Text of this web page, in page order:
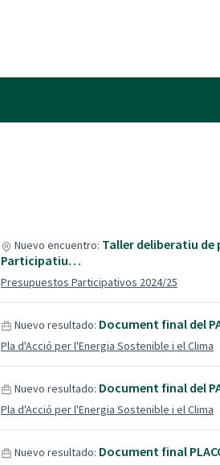
Nuevo encuentro: Taller deliberatiu de
Participatiu…
Presupuestos Participativos 2024/25
Nuevo resultado: Document final del
Pla d'Acció per l'Energia Sostenible i el Clima
Nuevo resultado: Document final del
Pla d'Acció per l'Energia Sostenible i el Clima
Nuevo resultado: Document final